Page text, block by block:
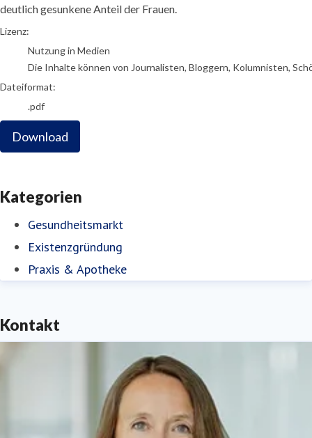
deutlich gesunkene Anteil der Frauen.
go to media item
Lizenz:
Nutzung in Medien
Die Inhalte können von Journalisten, Bloggern, Kolumnisten,
Dateiformat:
.pdf
Download
Kategorien
Gesundheitsmarkt
Existenzgründung
Praxis & Apotheke
Kontakt